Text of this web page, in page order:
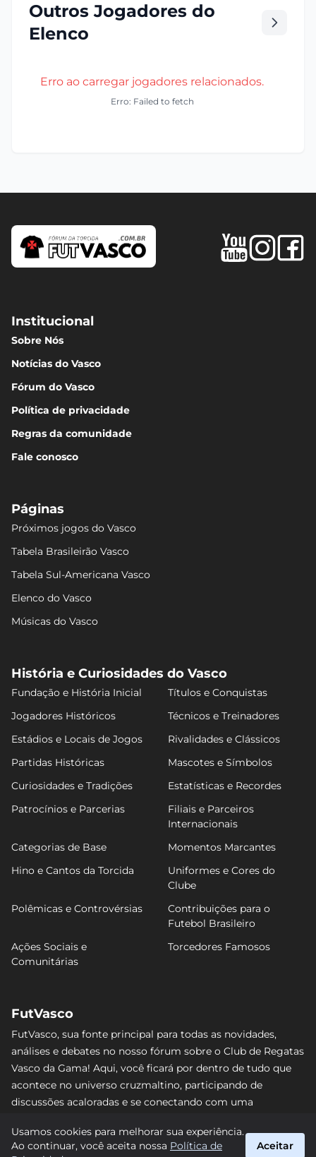
Outros Jogadores do
Elenco
Erro ao carregar jogadores relacionados.
Erro: Failed to fetch
Institucional
Sobre Nós
Notícias do Vasco
Fórum do Vasco
Política de privacidade
Regras da comunidade
Fale conosco
Páginas
Próximos jogos do Vasco
Tabela Brasileirão Vasco
Tabela Sul-Americana Vasco
Elenco do Vasco
Músicas do Vasco
História e Curiosidades do Vasco
Fundação e História Inicial
Títulos e Conquistas
Jogadores Históricos
Técnicos e Treinadores
Estádios e Locais de Jogos
Rivalidades e Clássicos
Partidas Históricas
Mascotes e Símbolos
Curiosidades e Tradições
Estatísticas e Recordes
Patrocínios e Parcerias
Filiais e Parceiros
Internacionais
Categorias de Base
Momentos Marcantes
Hino e Cantos da Torcida
Uniformes e Cores do
Clube
Polêmicas e Controvérsias
Contribuições para o
Futebol Brasileiro
Ações Sociais e
Comunitárias
Torcedores Famosos
FutVasco
FutVasco, sua fonte principal para todas as novidades,
análises e debates no nosso fórum sobre o Club de Regatas
Vasco da Gama! Aqui, você ficará por dentro de tudo que
acontece no universo cruzmaltino, participando de
discussões acaloradas e se conectando com uma
nenhum lance e acompanhe de perto o caminho do Vasco
rumo às vitórias! #Vasco #FutVasco
Usamos cookies para melhorar sua experiência.
Ao continuar, você aceita nossa Política de
Aceitar